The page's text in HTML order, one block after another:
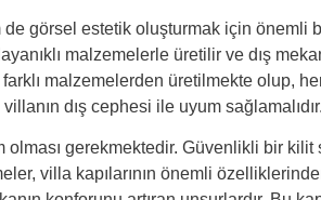
görsel estetik oluşturmak için önemli
malzemelerle üretilir ve dış
malzemelerden üretilmekte olup,
dış cephesi ile uyum sağlamalıdır.
olması gerekmektedir. Güvenlikli bir
villa kapılarının önemli